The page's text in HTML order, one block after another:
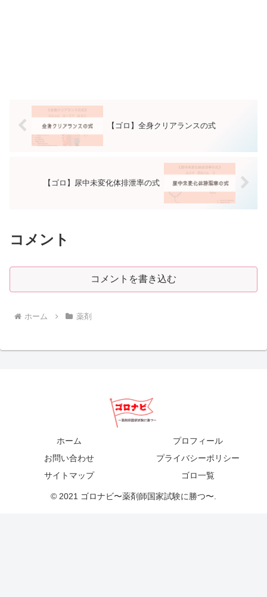
【ゴロ】全身クリアランスの式
【ゴロ】尿中未変化体排泄率の式
コメント
コメントを書き込む
ホーム 薬剤
ホーム
プロフィール
お問い合わせ
プライバシーポリシー
サイトマップ
ゴロ一覧
© 2021 ゴロナビ〜薬剤師国家試験に勝つ〜.